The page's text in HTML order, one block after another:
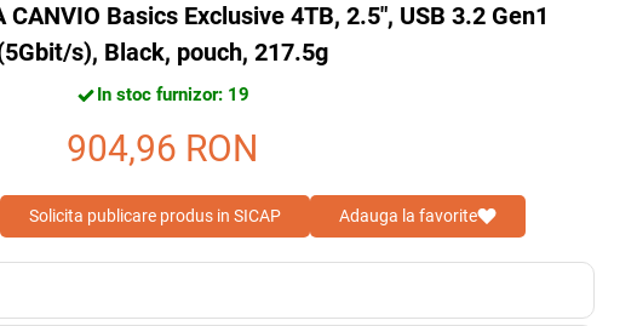
CANVIO Basics Exclusive 4TB, 2.5", USB 3.2 Gen1
s), Black, pouch, 217.5g
In stoc furnizor: 19
904,96 RON
Solicita publicare produs in SICAP Adauga la favorite